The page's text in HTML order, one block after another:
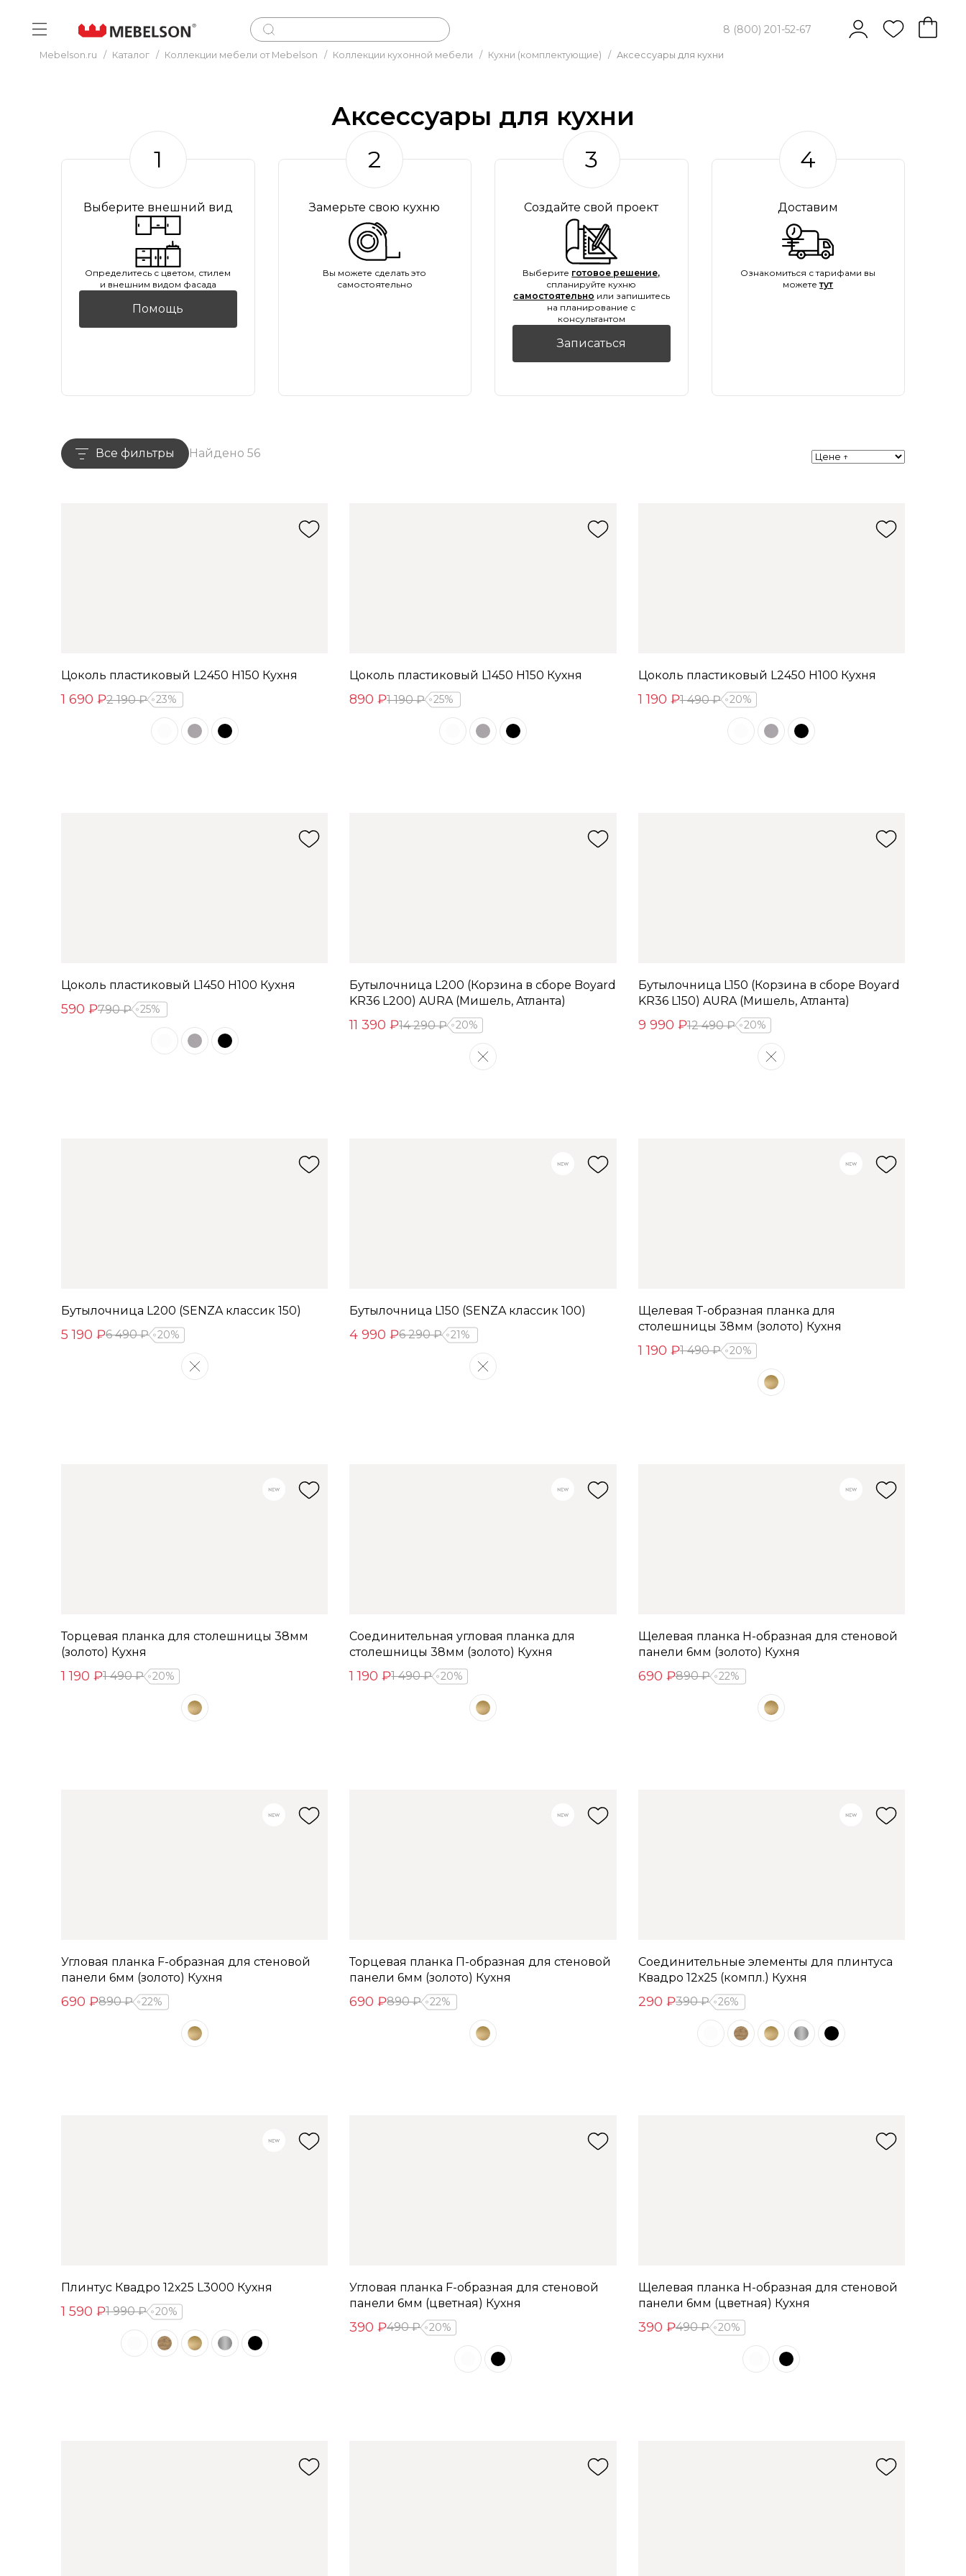
8 (800) 201-52-67
Mebelson.ru / Каталог / Коллекции мебели от Mebelson / Коллекции кухонной мебели / Кухни (комплектующие) / Аксессуары для кухни
Аксессуары для кухни
1
Выберите внешний вид
Oпределитесь с цветом, стилем
и внешним видом фасада
Помощь
2
Замерьте свою кухню
Вы можете сделать это
самостоятельно
3
Создайте свой проект
Выберите готовое решение,
спланируйте кухню
самостоятельно или запишитесь
на планирование с
консультантом
Записаться
4
Доставим
Ознакомиться с тарифами вы
можететут
Все фильтры Найдено 56
Цоколь пластиковый L2450 Н150 Кухня
1 690 ₽2 190 ₽ 23%
Цоколь пластиковый L1450 Н150 Кухня
890 ₽1 190 ₽ 25%
Цоколь пластиковый L2450 Н100 Кухня
1 190 ₽1 490 ₽ 20%
Цоколь пластиковый L1450 Н100 Кухня
590 ₽790 ₽ 25%
Бутылочница L200 (Корзина в сборе Boyard
KR36 L200) AURA (Мишель, Атланта)
11 390 ₽14 290 ₽ 20%
Бутылочница L150 (Корзина в сборе Boyard
KR36 L150) AURA (Мишель, Атланта)
9 990 ₽12 490 ₽ 20%
Бутылочница L200 (SENZA классик 150)
5 190 ₽6 490 ₽ 20%
Бутылочница L150 (SENZA классик 100)
4 990 ₽6 290 ₽ 21%
Щелевая Т-образная планка для
столешницы 38мм (золото) Кухня
1 190 ₽1 490 ₽ 20%
Торцевая планка для столешницы 38мм
(золото) Кухня
1 190 ₽1 490 ₽ 20%
Соединительная угловая планка для
столешницы 38мм (золото) Кухня
1 190 ₽1 490 ₽ 20%
Щелевая планка Н-образная для стеновой
панели 6мм (золото) Кухня
690 ₽890 ₽ 22%
Угловая планка F-образная для стеновой
панели 6мм (золото) Кухня
690 ₽890 ₽ 22%
Торцевая планка П-образная для стеновой
панели 6мм (золото) Кухня
690 ₽890 ₽ 22%
Соединительные элементы для плинтуса
Квадро 12х25 (компл.) Кухня
290 ₽390 ₽ 26%
Плинтус Квадро 12х25 L3000 Кухня
1 590 ₽1 990 ₽ 20%
Угловая планка F-образная для стеновой
панели 6мм (цветная) Кухня
390 ₽490 ₽ 20%
Щелевая планка Н-образная для стеновой
панели 6мм (цветная) Кухня
390 ₽490 ₽ 20%